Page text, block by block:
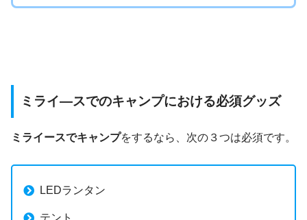
ミライ―スでのキャンプにおける必須グッズ
ミライースでキャンプをするなら、次の３つは必須です。
LEDランタン
テント